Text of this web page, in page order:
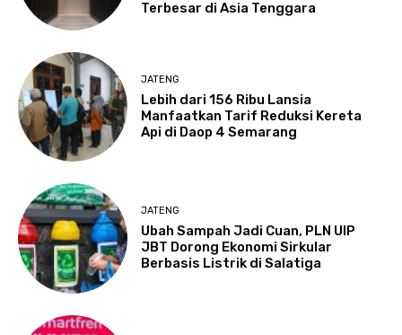
Terbesar di Asia Tenggara
JATENG
Lebih dari 156 Ribu Lansia
Manfaatkan Tarif Reduksi Kereta
Api di Daop 4 Semarang
JATENG
Ubah Sampah Jadi Cuan, PLN UIP
JBT Dorong Ekonomi Sirkular
Berbasis Listrik di Salatiga